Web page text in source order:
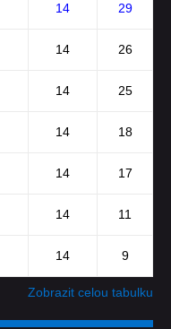
14 29
14 26
14 25
14 18
14 17
14 11
14 9
Zobrazit celou tabulku